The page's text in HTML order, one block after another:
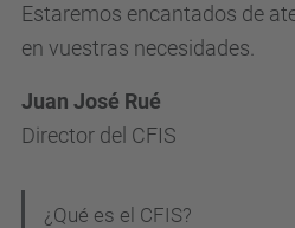
Estaremos encantados de
en vuestras necesidades.
Juan José Rué
Director del CFIS
¿Qué es el CFIS?